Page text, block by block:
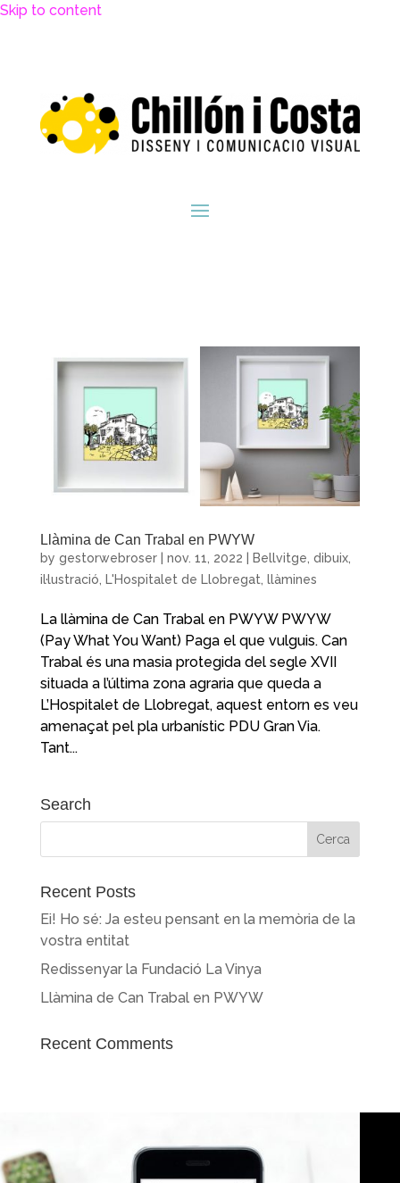
Skip to content
Llàmina de Can Trabal en PWYW
by gestorwebroser| nov. 11, 2022 Bellvitge dibuix,
il·lustració
L'Hospitalet de Llobregat llàmines
La llàmina de Can Trabal en PWYW PWYW
(Pay What You Want) Paga el que vulguis. Can
Trabal és una masia protegida del segle XVII
situada a l’última zona agraria que queda a
L’Hospitalet de Llobregat, aquest entorn es veu
amenaçat pel pla urbanístic PDU Gran Via.
Tant...
Search
Recent Posts
Ei! Ho sé: Ja esteu pensant en la memòria de la
vostra entitat
Redissenyar la Fundació La Vinya
Llàmina de Can Trabal en PWYW
Recent Comments